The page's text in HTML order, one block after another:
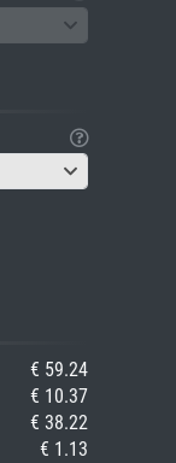
€ 59.24
€ 10.37
€ 38.22
€ 1.13